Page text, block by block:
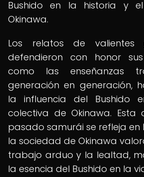
Bushido en la historia y
Okinawa.
Los relatos de valientes
defendieron con honor
como las enseñanzas
generación en generación,
la influencia del Bushido
colectiva de Okinawa. Esta
pasado samurái se refleja
la sociedad de Okinawa
trabajo arduo y la lealtad,
la esencia del Bushido en la